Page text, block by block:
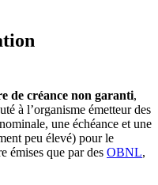
de créance non garanti,
à l’organisme émetteur des
une échéance et une
peu élevé) pour le
émises que par des OBNL,